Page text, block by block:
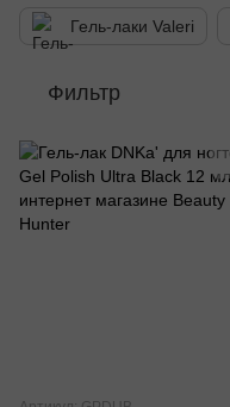
Гель-лаки Valeri
Фильтр